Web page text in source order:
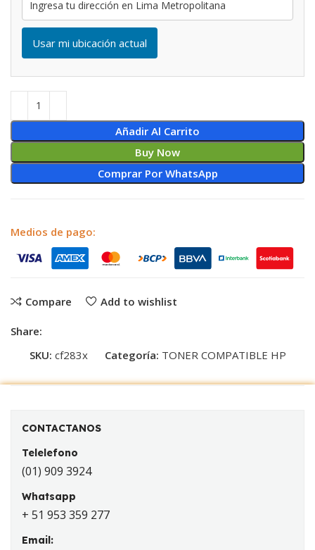
Usar mi ubicación actual
Añadir Al Carrito
Buy Now
Comprar Por WhatsApp
Medios de pago:
Compare Add to wishlist
Share:
SKU: cf283x Categoría: TONER COMPATIBLE HP
CONTACTANOS
Telelefono
(01) 909 3924
Whatsapp
+ 51 953 359 277
Email: